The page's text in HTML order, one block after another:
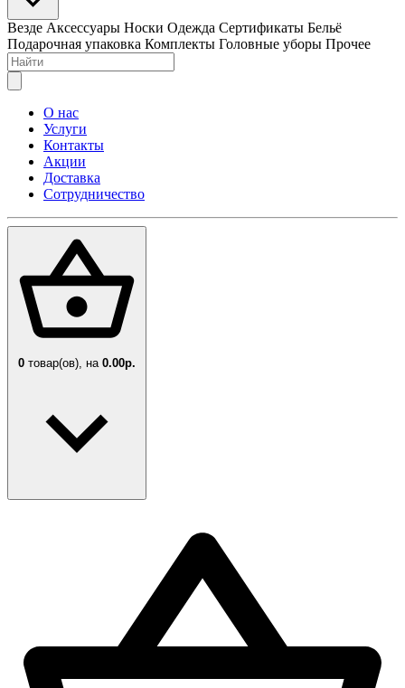
Везде Аксессуары Носки Одежда Сертификаты Бельё
Подарочная упаковка Комплекты Головные уборы Прочее
О нас
Услуги
Контакты
Акции
Доставка
Сотрудничество
0 товар(ов), на 0.00р.